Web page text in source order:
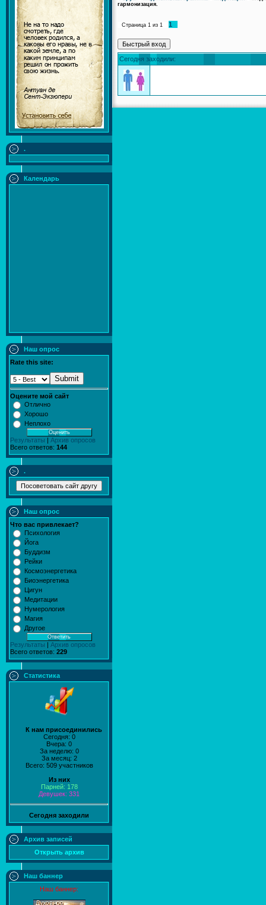
.
Календарь
Наш опрос
Rate this site:
Submit
Оцените мой сайт
Отлично
Хорошо
Неплохо
Результаты
Архив опросов
Всего ответов: 144
.
Наш опрос
Что вас привлекает?
Психология
Йога
Буддизм
Рейки
Космоэнергетика
Биоэнергетика
Цигун
Медитации
Нумерология
Магия
Другое
Результаты | Архив опросов
Всего ответов: 229
Статистика
К нам присоединились
Сегодня: 0
Вчера: 0
За неделю: 0
За месяц: 2
Всего: 509 участников
Из них
Парней: 178
Девушек: 331
Сегодня заходили
Архив записей
Открыть архив
Наш баннер
Наш баннер:
гармонизация.
Страница 1 из 1 1
Сегодня заходили: